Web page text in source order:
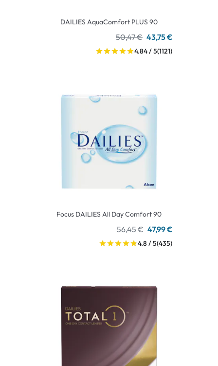
DAILIES AquaComfort PLUS 90
50,47 € 43,75 €
4.84 / 5(1121)
Focus DAILIES All Day Comfort 90
56,45 € 47,99 €
4.8 / 5(435)